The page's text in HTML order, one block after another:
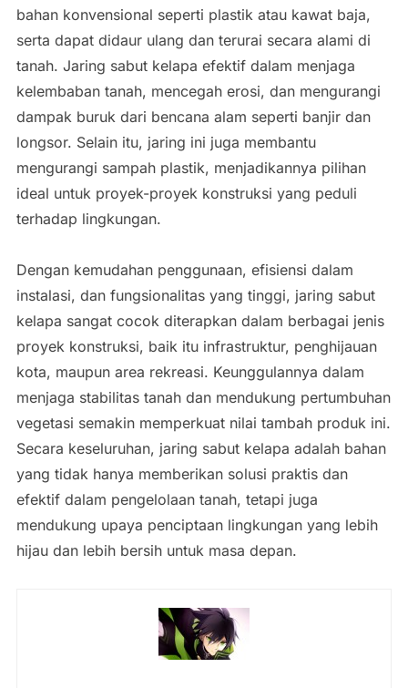
bahan konvensional seperti plastik atau kawat baja,
serta dapat didaur ulang dan terurai secara alami di
tanah. Jaring sabut kelapa efektif dalam menjaga
kelembaban tanah, mencegah erosi, dan mengurangi
dampak buruk dari bencana alam seperti banjir dan
longsor. Selain itu, jaring ini juga membantu
mengurangi sampah plastik, menjadikannya pilihan
ideal untuk proyek-proyek konstruksi yang peduli
terhadap lingkungan.
Dengan kemudahan penggunaan, efisiensi dalam
instalasi, dan fungsionalitas yang tinggi, jaring sabut
kelapa sangat cocok diterapkan dalam berbagai jenis
proyek konstruksi, baik itu infrastruktur, penghijauan
kota, maupun area rekreasi. Keunggulannya dalam
menjaga stabilitas tanah dan mendukung pertumbuhan
vegetasi semakin memperkuat nilai tambah produk ini.
Secara keseluruhan, jaring sabut kelapa adalah bahan
yang tidak hanya memberikan solusi praktis dan
efektif dalam pengelolaan tanah, tetapi juga
mendukung upaya penciptaan lingkungan yang lebih
hijau dan lebih bersih untuk masa depan.